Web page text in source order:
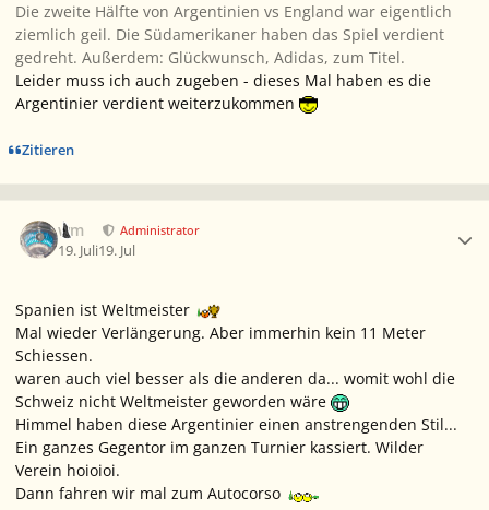
Die zweite Hälfte von Argentinien vs England war eigentlich
ziemlich geil. Die Südamerikaner haben das Spiel verdient
gedreht. Außerdem: Glückwunsch, Adidas, zum Titel.
Leider muss ich auch zugeben - dieses Mal haben es die
Argentinier verdient weiterzukommen
Zitieren
wm Administrator
19. Juli19. Jul
Spanien ist Weltmeister
Mal wieder Verlängerung. Aber immerhin kein 11 Meter
Schiessen.
waren auch viel besser als die anderen da... womit wohl die
Schweiz nicht Weltmeister geworden wäre
Himmel haben diese Argentinier einen anstrengenden Stil...
Ein ganzes Gegentor im ganzen Turnier kassiert. Wilder
Verein hoioioi.
Dann fahren wir mal zum Autocorso